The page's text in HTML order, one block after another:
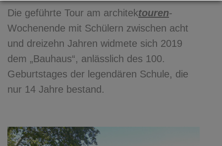
Die geführte Tour am architektouren-
Wochenende mit Schülern zwischen acht
und dreizehn Jahren widmete sich 2019
dem „Bauhaus“, anlässlich des 100.
Geburtstages der legendären Schule, die
nur 14 Jahre bestand.
Previous